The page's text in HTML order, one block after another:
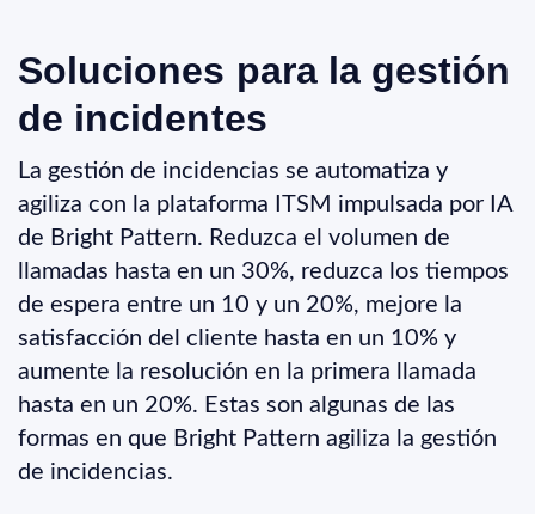
Soluciones para la gestión
de incidentes
La gestión de incidencias se automatiza y
agiliza con la plataforma ITSM impulsada por IA
de Bright Pattern. Reduzca el volumen de
llamadas hasta en un 30%, reduzca los tiempos
de espera entre un 10 y un 20%, mejore la
satisfacción del cliente hasta en un 10% y
aumente la resolución en la primera llamada
hasta en un 20%. Estas son algunas de las
formas en que Bright Pattern agiliza la gestión
de incidencias.